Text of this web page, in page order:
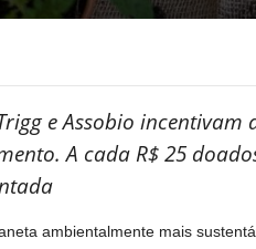
e Assobio incentivam
A cada R$ 25
ambientalmente mais